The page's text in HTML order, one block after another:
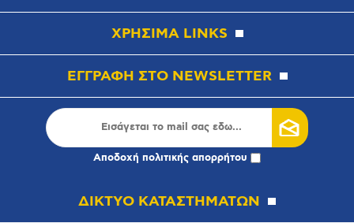
ΧΡΗΣΙΜΑ LINKS
ΕΓΓΡΑΦΗ ΣΤΟ NEWSLETTER
Αποδοχή πολιτικής απορρήτου
ΔΙΚΤΥΟ ΚΑΤΑΣΤΗΜΑΤΩΝ